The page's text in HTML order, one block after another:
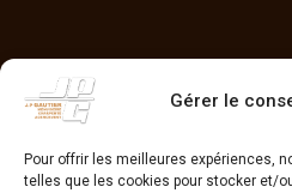
Gérer le
Pour offrir les meilleures expériences,
telles que les cookies pour stocker et/